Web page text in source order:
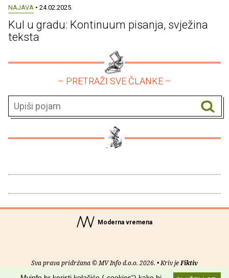
NAJAVA • 24.02.2025.
Kul u gradu: Kontinuum pisanja, svježina
teksta
– PRETRAŽI SVE ČLANKE –
Moderna vremena
Sva prava pridržana © MV Info d.o.o. 2026. • Kriv jeFiktiv